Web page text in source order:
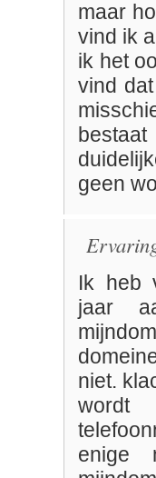
maar
vind ik
ik het
vind
geen
Ik heb
jaar
niet.
wordt
enige